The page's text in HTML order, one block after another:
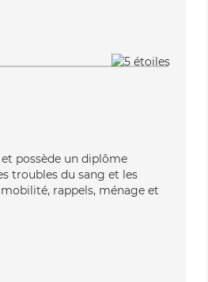
possède un diplôme
troubles du sang et les
rappels, ménage et